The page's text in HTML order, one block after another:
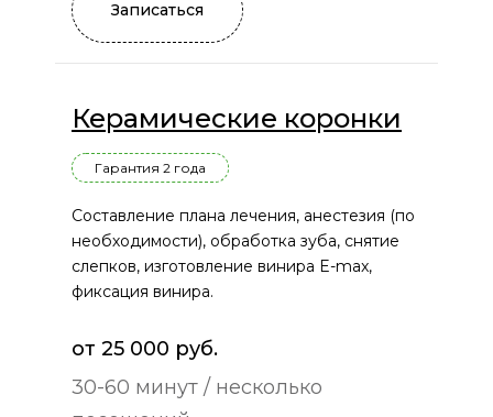
Записаться
Керамические коронки
Гарантия 2 года
Составление плана лечения, анестезия (по
необходимости), обработка зуба, снятие
слепков, изготовление винира E-max,
фиксация винира.
от 25 000 руб.
30-60 минут / несколько